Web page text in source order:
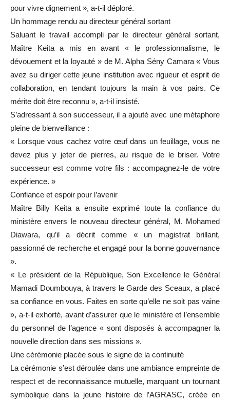
pour vivre dignement », a-t-il déploré.
Un hommage rendu au directeur général sortant
Saluant le travail accompli par le directeur général sortant,
Maître Keita a mis en avant « le professionnalisme, le
dévouement et la loyauté » de M. Alpha Sény Camara « Vous
avez su diriger cette jeune institution avec rigueur et esprit de
collaboration, en tendant toujours la main à vos pairs. Ce
mérite doit être reconnu », a-t-il insisté.
S’adressant à son successeur, il a ajouté avec une métaphore
pleine de bienveillance :
« Lorsque vous cachez votre œuf dans un feuillage, vous ne
devez plus y jeter de pierres, au risque de le briser. Votre
successeur est comme votre fils : accompagnez-le de votre
expérience. »
Confiance et espoir pour l’avenir
Maître Billy Keita a ensuite exprimé toute la confiance du
ministère envers le nouveau directeur général, M. Mohamed
Diawara, qu’il a décrit comme « un magistrat brillant,
passionné de recherche et engagé pour la bonne gouvernance
».
« Le président de la République, Son Excellence le Général
Mamadi Doumbouya, à travers le Garde des Sceaux, a placé
sa confiance en vous. Faites en sorte qu’elle ne soit pas vaine
», a-t-il exhorté, avant d’assurer que le ministère et l’ensemble
du personnel de l’agence « sont disposés à accompagner la
nouvelle direction dans ses missions ».
Une cérémonie placée sous le signe de la continuité
La cérémonie s’est déroulée dans une ambiance empreinte de
respect et de reconnaissance mutuelle, marquant un tournant
symbolique dans la jeune histoire de l’AGRASC, créée en